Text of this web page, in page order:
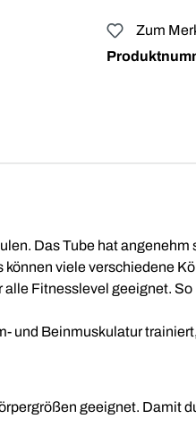
Zum
Das Tube hat
viele verschiedene
Fitnesslevel geeignet.
und Beinmuskulatur
geeignet. Damit